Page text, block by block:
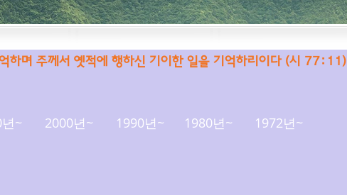
하며 주께서 옛적에 행하신 기이한 일을 기억하리이다 (시 77:11)
~ 2000년~ 1980년~
1990년~ 1972년~